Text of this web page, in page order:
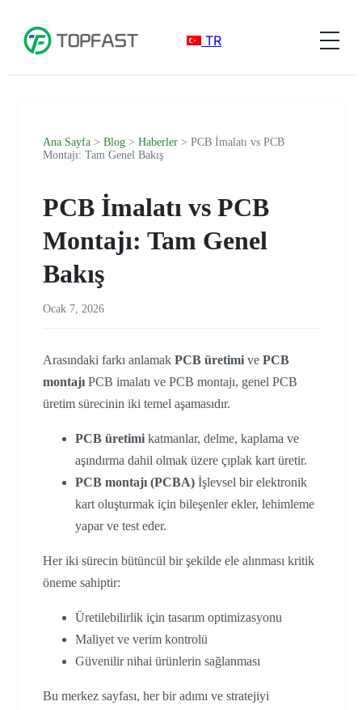
TR
Ana Sayfa > Blog > Haberler > PCB İmalatı vs PCB
Montajı: Tam Genel Bakış
PCB İmalatı vs PCB
Montajı: Tam Genel
Bakış
Ocak 7, 2026
Arasındaki farkı anlamak PCB üretimi ve PCB
montajı PCB imalatı ve PCB montajı, genel PCB
üretim sürecinin iki temel aşamasıdır.
PCB üretimi katmanlar, delme, kaplama ve
aşındırma dahil olmak üzere çıplak kart üretir.
PCB montajı (PCBA) İşlevsel bir elektronik
kart oluşturmak için bileşenler ekler, lehimleme
yapar ve test eder.
Her iki sürecin bütüncül bir şekilde ele alınması kritik
öneme sahiptir:
Üretilebilirlik için tasarım optimizasyonu
Maliyet ve verim kontrolü
Güvenilir nihai ürünlerin sağlanması
Bu merkez sayfası, her bir adımı ve stratejiyi